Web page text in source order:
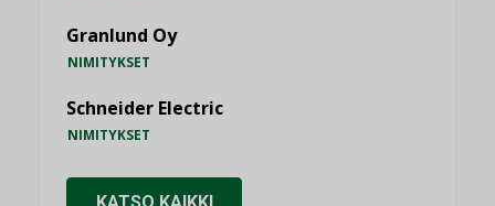
Granlund Oy
NIMITYKSET
Schneider Electric
NIMITYKSET